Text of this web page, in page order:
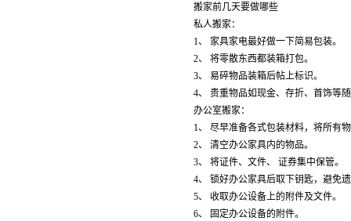
搬家前几天要做哪些
私人搬家：
1、 家具家电最好做一下简易包装。
2、 将零散东西都装箱打包。
3、 易碎物品装箱后帖上标识。
4、 贵重物品如现金、存折、首饰等
办公室搬家：
1、 尽早准备各式包装材料，将所有
2、 清空办公家具内的物品。
3、 将证件、文件、 证券集中保管。
4、 锁好办公家具后取下钥匙，避免
5、 收取办公设备上的附件及文件。
6、 固定办公设备的附件。